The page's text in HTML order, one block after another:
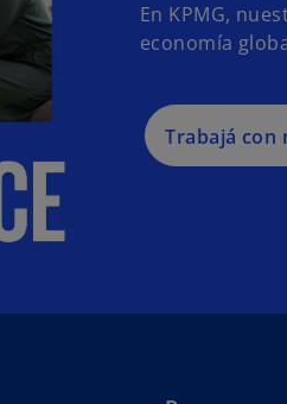
En KPMG,
economía
Trabajá con